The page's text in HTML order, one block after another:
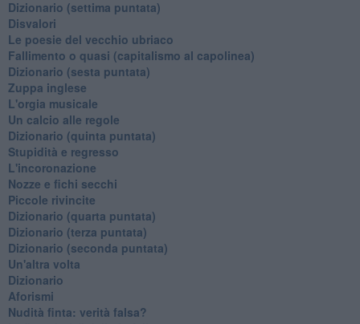
​Dizionario (settima puntata)
Disvalori
Le poesie del vecchio ubriaco
Fallimento o quasi (capitalismo al capolinea)
Dizionario (sesta puntata)
Zuppa inglese
L'orgia musicale
Un calcio alle regole
Dizionario (quinta puntata)
Stupidità e regresso
L'incoronazione
Nozze e fichi secchi
Piccole rivincite
​Dizionario (quarta puntata)
​Dizionario (terza puntata)
​Dizionario (seconda puntata)
Un'altra volta
Dizionario
Aforismi
Nudità finta: verità falsa?